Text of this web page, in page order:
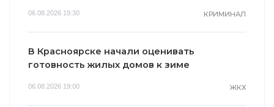
06.08.2026 19:30 КРИМИНАЛ
В Красноярске начали оценивать
готовность жилых домов к зиме
06.08.2026 19:00 ЖКХ